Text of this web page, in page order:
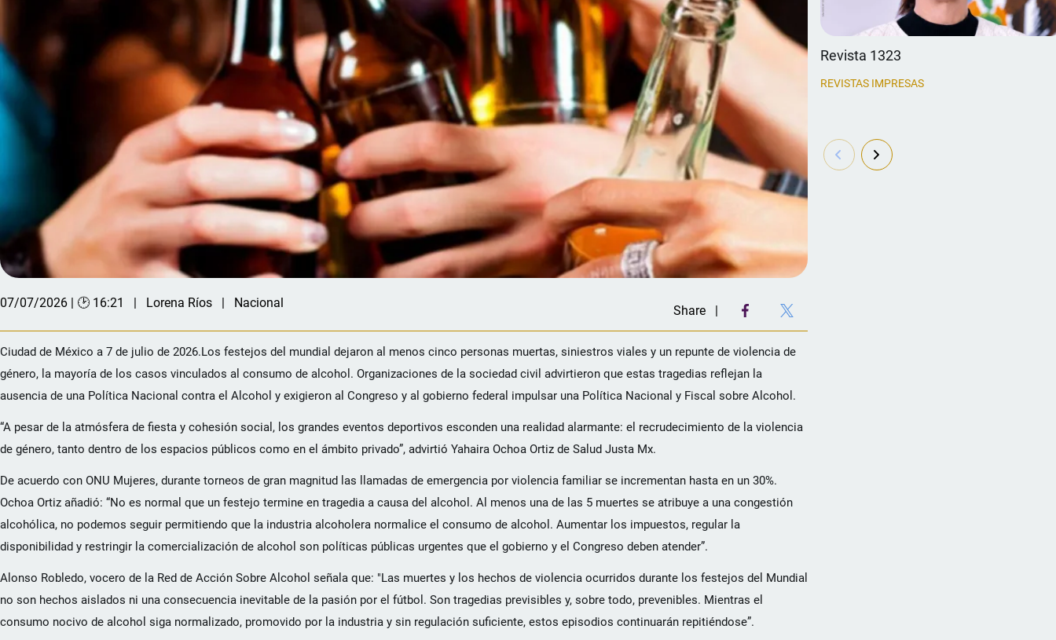
07/07/2026 | 🕑 16:21 Lorena Ríos Nacional
Share
Ciudad de México a 7 de julio de 2026.Los festejos del mundial dejaron al menos cinco personas muertas, siniestros viales y un repunte de violencia de
género, la mayoría de los casos vinculados al consumo de alcohol. Organizaciones de la sociedad civil advirtieron que estas tragedias reflejan la
ausencia de una Política Nacional contra el Alcohol y exigieron al Congreso y al gobierno federal impulsar una Política Nacional y Fiscal sobre Alcohol.
“A pesar de la atmósfera de fiesta y cohesión social, los grandes eventos deportivos esconden una realidad alarmante: el recrudecimiento de la violencia
de género, tanto dentro de los espacios públicos como en el ámbito privado”, advirtió Yahaira Ochoa Ortiz de Salud Justa Mx.
De acuerdo con ONU Mujeres, durante torneos de gran magnitud las llamadas de emergencia por violencia familiar se incrementan hasta en un 30%.
Ochoa Ortiz añadió: “No es normal que un festejo termine en tragedia a causa del alcohol. Al menos una de las 5 muertes se atribuye a una congestión
alcohólica, no podemos seguir permitiendo que la industria alcoholera normalice el consumo de alcohol. Aumentar los impuestos, regular la
disponibilidad y restringir la comercialización de alcohol son políticas públicas urgentes que el gobierno y el Congreso deben atender”.
Alonso Robledo, vocero de la Red de Acción Sobre Alcohol señala que: "Las muertes y los hechos de violencia ocurridos durante los festejos del Mundial
no son hechos aislados ni una consecuencia inevitable de la pasión por el fútbol. Son tragedias previsibles y, sobre todo, prevenibles. Mientras el
consumo nocivo de alcohol siga normalizado, promovido por la industria y sin regulación suficiente, estos episodios continuarán repitiéndose”.
Revista 1323
REVISTAS IMPRESAS